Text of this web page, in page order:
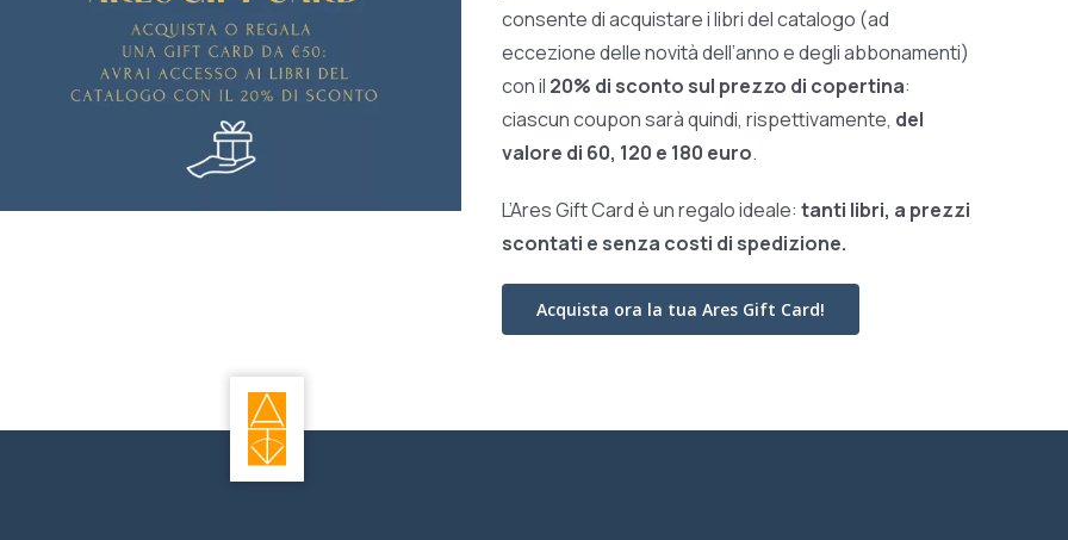
consente di acquistare i libri del catalogo (ad
eccezione delle novità dell’anno e degli abbonamenti)
con il 20% di sconto sul prezzo di copertina:
ciascun coupon sarà quindi, rispettivamente, del
valore di 60, 120 e 180 euro.
L’Ares Gift Card è un regalo ideale: tanti libri, a prezzi
scontati e senza costi di spedizione.
Acquista ora la tua Ares Gift Card!